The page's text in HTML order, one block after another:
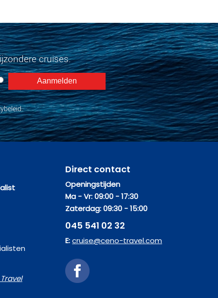
cruises.
Direct contact
Openingstijden
Ma - Vr: 09:00 - 17:30
Zaterdag: 09:30 - 15:00
045 541 02 32
E:cruise@ceno-travel.com